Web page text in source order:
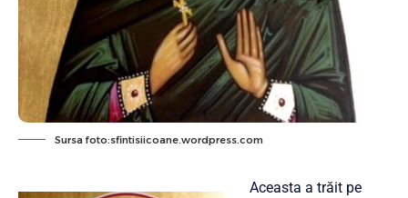
Sursa foto:sfintisiicoane.wordpress.com
Aceasta a trăit pe